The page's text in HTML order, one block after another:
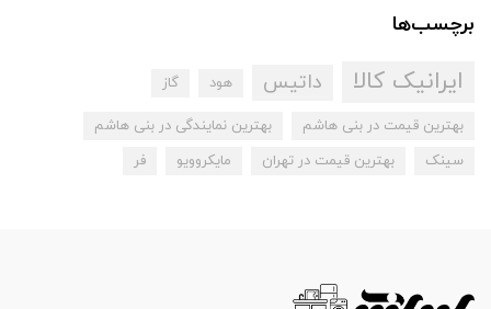
برچسب‌ها
ایرانیک کالا داتیس هود گاز
بهترین قیمت در بنی هاشم
بهترین نمایندگی در بنی هاشم
سینک
بهترین قیمت در تهران مایکروویو فر